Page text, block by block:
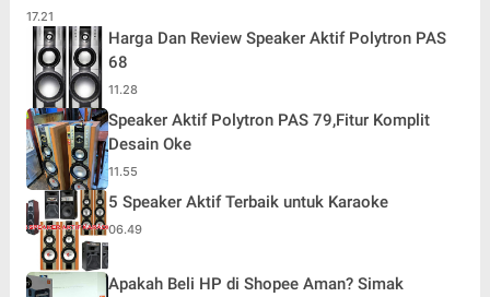
17.21
Harga Dan Review Speaker Aktif Polytron PAS
68
11.28
Speaker Aktif Polytron PAS 79,Fitur Komplit
Desain Oke
11.55
5 Speaker Aktif Terbaik untuk Karaoke
06.49
Apakah Beli HP di Shopee Aman? Simak